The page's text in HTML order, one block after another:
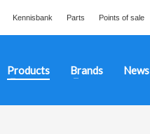
Kennisbank Parts Points of sale
Products Brands News